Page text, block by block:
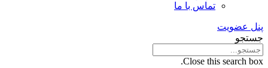
تماس با ما
پنل عضویت
جستجو
Close this search box.